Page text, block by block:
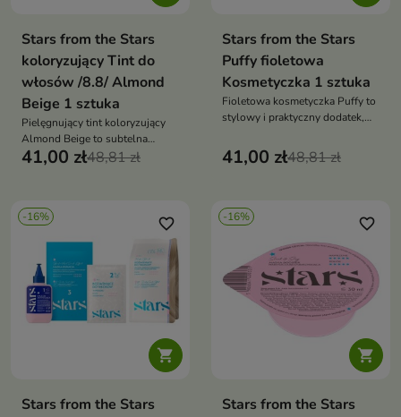
Stars from the Stars
koloryzujący Tint do
włosów /8.8/ Almond
Beige 1 sztuka
Pielęgnujący tint koloryzujący
Almond Beige to subtelna
koloryzacja, która nadaje
41,00 zł48,81 zł
Stars from the Stars
Puffy fioletowa
Kosmetyczka 1 sztuka
Fioletowa kosmetyczka Puffy to
stylowy i praktyczny dodatek,
kosmetyków i akcesoriów na co
dzień oraz w podróży
41,00 zł48,81 zł
-16%

favorite_border
Stars from the Stars
-16%

favorite_border
Stars from the Stars